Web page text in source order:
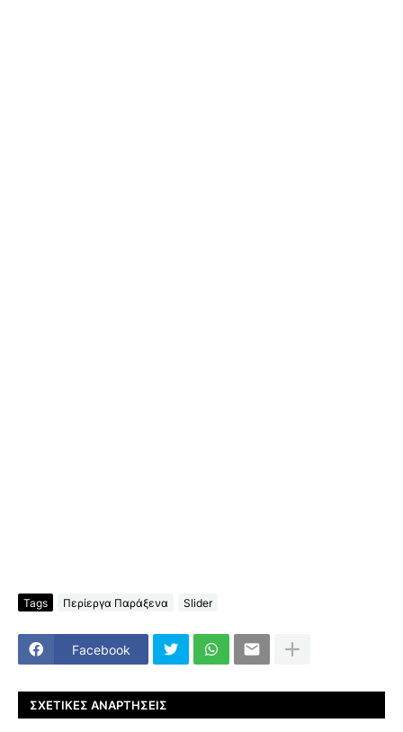
Tags Περίεργα Παράξενα Slider
Facebook
ΣΧΕΤΙΚΈΣ ΑΝΑΡΤΉΣΕΙΣ